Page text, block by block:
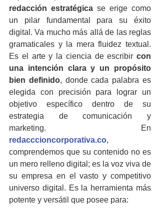
redacción estratégica se erige como
un pilar fundamental para su éxito
digital. Va mucho más allá de las reglas
gramaticales y la mera fluidez textual.
Es el arte y la ciencia de escribir con
una intención clara y un propósito
bien definido, donde cada palabra es
elegida con precisión para lograr un
objetivo específico dentro de su
estrategia de comunicación y
redacccioncorporativa.co,
comprendemos que su contenido no es
un mero relleno digital; es la voz viva de
su empresa en el vasto y competitivo
universo digital. Es la herramienta más
potente y versátil que posee para: